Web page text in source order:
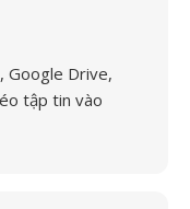
Google Drive,
tập tin vào